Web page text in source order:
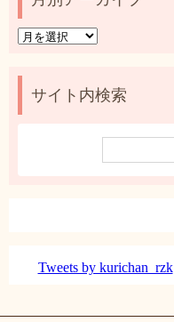
月
ア
サイト内検索
Tweets by kurichan_rzk